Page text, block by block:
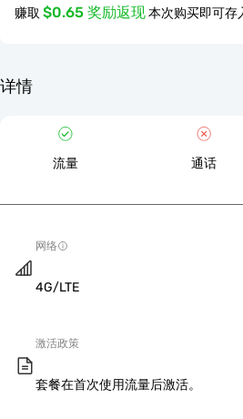
赚取 $0.65 奖励返现本次购买即可存
详情
流量 通话
网络
4G/LTE
激活政策
套餐在首次使用流量后激活。